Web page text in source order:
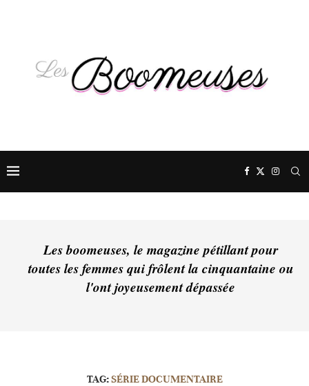
Les boomeuses, le magazine pétillant pour
toutes les femmes qui frôlent la cinquantaine ou
l'ont joyeusement dépassée
TAG:SÉRIE DOCUMENTAIRE